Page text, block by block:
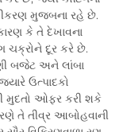
મુજબના રહે છે.
કે તે દેખાવના
ચક્રોને દૂર કરે છે.
બજેટ અને લાંબા
ઉત્પાદકો
મુદતો ઓફર કરી શકે
તે તીવ્ર આબોહવાની